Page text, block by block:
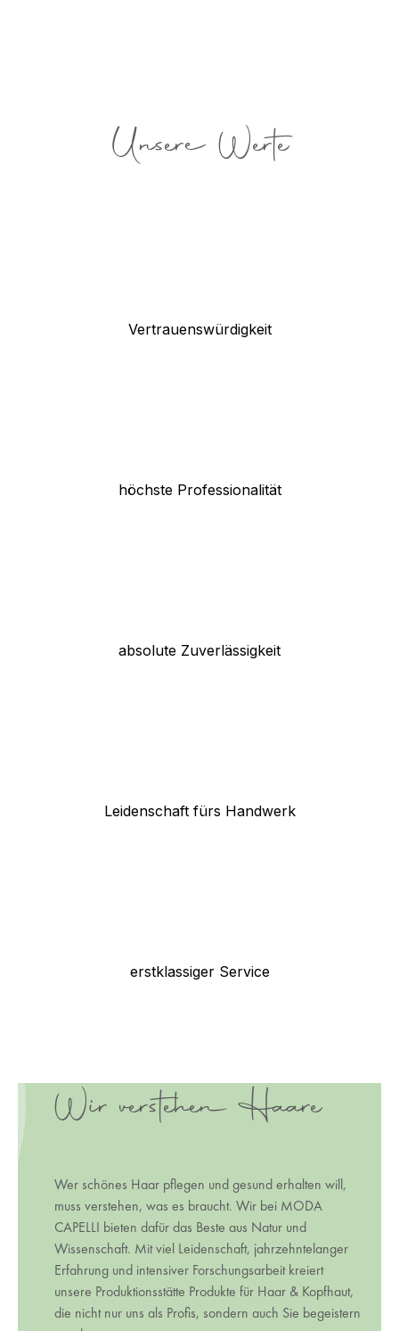
Unsere Werte
Vertrauenswürdigkeit
höchste Professionalität
absolute Zuverlässigkeit
Leidenschaft fürs Handwerk
erstklassiger Service
Wir verstehen Haare
Wer schönes Haar pflegen und gesund erhalten will,
muss verstehen, was es braucht. Wir bei MODA
CAPELLI bieten dafür das Beste aus Natur und
Wissenschaft. Mit viel Leidenschaft, jahrzehntelanger
Erfahrung und intensiver Forschungsarbeit kreiert
unsere Produktionsstätte Produkte für Haar & Kopfhaut,
die nicht nur uns als Profis, sondern auch Sie begeistern